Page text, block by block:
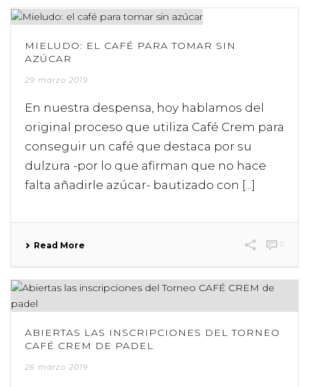
MIELUDO: EL CAFÉ PARA TOMAR SIN
AZÚCAR
29 marzo 2019
En nuestra despensa, hoy hablamos del
original proceso que utiliza Café Crem para
conseguir un café que destaca por su
dulzura -por lo que afirman que no hace
falta añadirle azúcar- bautizado con [...]
Read More 0
ABIERTAS LAS INSCRIPCIONES DEL TORNEO
CAFÉ CREM DE PADEL
26 marzo 2019